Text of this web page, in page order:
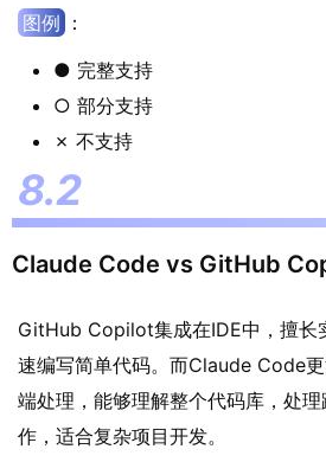
图例 ：
● 完整支持
○ 部分支持
✗ 不支持
Claude Code vs GitHub
GitHub Copilot集成在IDE中，擅长
速编写简单代码。而Claude Code
端处理，能够理解整个代码库，处
作，适合复杂项目开发。